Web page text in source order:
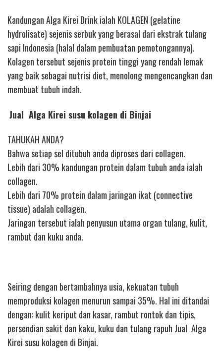
Kandungan Alga Kirei Drink ialah KOLAGEN (gelatine
hydrolisate) sejenis serbuk yang berasal dari ekstrak tulang
sapi Indonesia (halal dalam pembuatan pemotongannya).
Kolagen tersebut sejenis protein tinggi yang rendah lemak
yang baik sebagai nutrisi diet, menolong mengencangkan dan
membuat tubuh indah.
Jual Alga Kirei susu kolagen di Binjai
TAHUKAH ANDA?
Bahwa setiap sel ditubuh anda diproses dari collagen.
Lebih dari 30% kandungan protein dalam tubuh anda ialah
collagen.
Lebih dari 70% protein dalam jaringan ikat (connective
tissue) adalah collagen.
Jaringan tersebut ialah penyusun utama organ tulang, kulit,
rambut dan kuku anda.
Seiring dengan bertambahnya usia, kekuatan tubuh
memproduksi kolagen menurun sampai 35%. Hal ini ditandai
dengan: kulit keriput dan kasar, rambut rontok dan tipis,
persendian sakit dan kaku, kuku dan tulang rapuh Jual Alga
Kirei susu kolagen di Binjai.